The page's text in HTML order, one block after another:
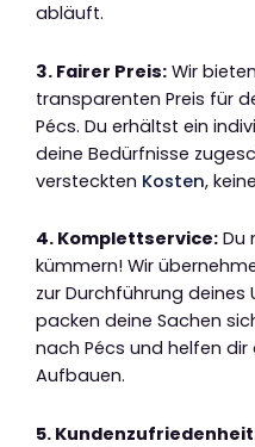
abläuft.
3. Fairer Preis: Wir
transparenten Preis für
Pécs. Du erhältst ein
deine Bedürfnisse
versteckten Kosten,
4. Komplettservice: Du
kümmern! Wir
zur Durchführung deines
packen deine Sachen
nach Pécs und helfen
Aufbauen.
5.